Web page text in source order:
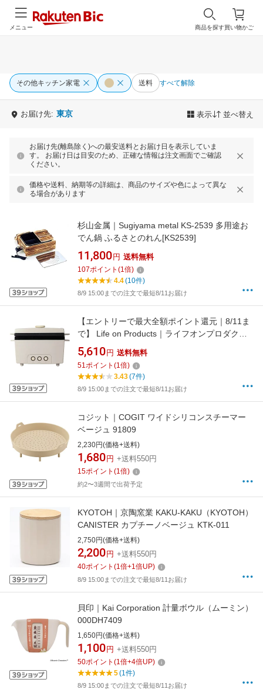
買い物かご
商品を探す
メニュー
その他キッチン家電 送料 すべて解除
お届け先: 東京 表示 並べ替え
お届け先(離島除く)への最安送料とお届け日を表示していま
す。 お届け日は目安のため、正確な情報は注文画面でご確認
ください。
価格や送料、納期等の詳細は、商品のサイズや色によって異な
る場合があります
杉山金属｜Sugiyama metal KS-2539 多用途お
でん鍋 ふるさとのれん[KS2539]
11,800 円 送料無料
107ポイント (1倍)
4.4(10件)
8/9 15:00までの注文で最短8/11お届け
【エントリーで最大全額ポイント還元｜8/11ま
で】 Life on Products｜ライフオンプロダクツ
サラダチキンメーカー PRISMATE（プリズメイ
ト） PRSK023LB[prismate プリズメイト]
【KS_CP】
5,610 円 送料無料
51ポイント (1倍)
3.43(7件)
8/9 15:00までの注文で最短8/11お届け
コジット｜COGIT ワイドシリコンスチーマー
ベージュ 91809
2,230円(価格+送料)
1,680 円 +送料550円
15ポイント (1倍)
約2〜3週間で出荷予定
KYOTOH｜京陶窯業 KAKU-KAKU（KYOTOH）
CANISTER カプチーノベージュ KTK-011
2,750円(価格+送料)
2,200 円 +送料550円
40ポイント (1倍+1倍UP)
8/9 15:00までの注文で最短8/11お届け
貝印｜Kai Corporation 計量ボウル（ムーミン）
000DH7409
1,650円(価格+送料)
1,100 円 +送料550円
50ポイント (1倍+4倍UP)
5(1件)
8/9 15:00までの注文で最短8/11お届け